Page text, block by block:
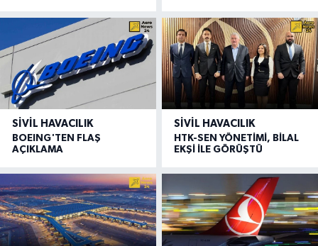
SIVIL HAVACILIK
BOEING'TEN FLAŞ
AÇIKLAMA
SIVIL HAVACILIK
HTK-SEN YÖNETİMİ, BİLAL
EKŞİ İLE GÖRÜŞTÜ